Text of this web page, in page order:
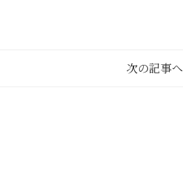
次の記事へ